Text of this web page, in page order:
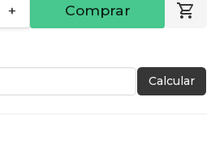
+ Comprar
Calcular